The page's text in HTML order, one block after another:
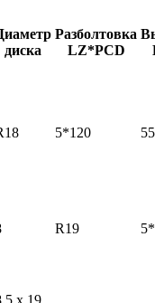
диска
Разболтовка
LZ*PCD
5*120 55
R19
x 19